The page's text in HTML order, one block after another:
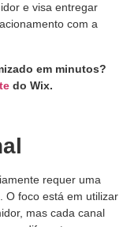
e visa entregar
com a
em minutos?
do Wix.
requer uma
O foco está em utilizar
mas cada canal